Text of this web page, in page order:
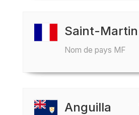
Saint-Martin
Nom de pays MF
Anguilla